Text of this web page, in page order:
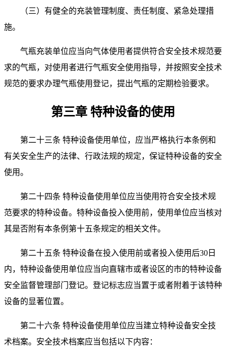
（三）有健全的充装管理制度、责任制度、紧急处理措
施。
气瓶充装单位应当向气体使用者提供符合安全技术规范要
求的气瓶，对使用者进行气瓶安全使用指导，并按照安全技术
规范的要求办理气瓶使用登记，提出气瓶的定期检验要求。
第三章 特种设备的使用
第二十三条 特种设备使用单位，应当严格执行本条例和
有关安全生产的法律、行政法规的规定，保证特种设备的安全
使用。
第二十四条 特种设备使用单位应当使用符合安全技术规
范要求的特种设备。特种设备投入使用前，使用单位应当核对
其是否附有本条例第十五条规定的相关文件。
第二十五条 特种设备在投入使用前或者投入使用后30 日
内，特种设备使用单位应当向直辖市或者设区的市的特种设备
安全监督管理部门登记。登记标志应当置于或者附着于该特种
设备的显著位置。
第二十六条 特种设备使用单位应当建立特种设备安全技
术档案。安全技术档案应当包括以下内容：